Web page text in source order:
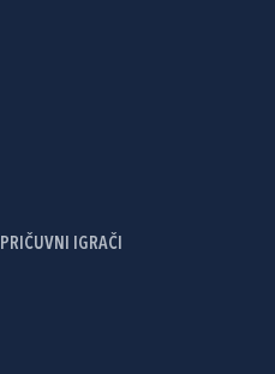
PRIČUVNI IGRAČI